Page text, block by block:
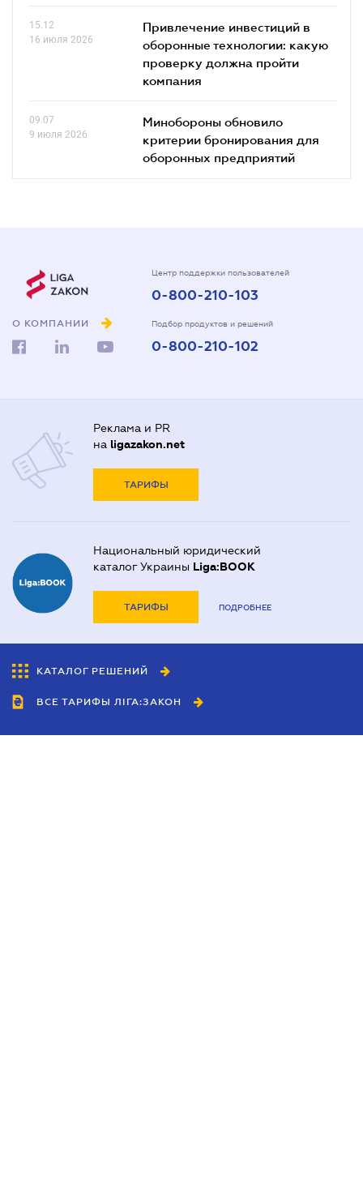
15.12
16 июля 2026
Привлечение инвестиций в
оборонные технологии: какую
проверку должна пройти
компания
09.07
9 июля 2026
Минобороны обновило
критерии бронирования для
оборонных предприятий
О КОМПАНИИ
Центр поддержки пользователей
0-800-210-103
Подбор продуктов и решений
0-800-210-102
Реклама и PR
на ligazakon.net
ТАРИФЫ
Национальный юридический
каталог Украины Liga:BOOK
ТАРИФЫ ПОДРОБНЕЕ
КАТАЛОГ РЕШЕНИЙ
ВСЕ ТАРИФЫ ЛІГА:ЗАКОН